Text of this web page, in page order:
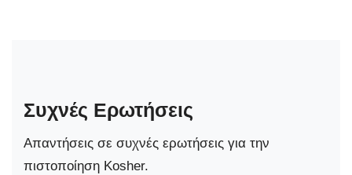
Συχνές Ερωτήσεις
Απαντήσεις σε συχνές ερωτήσεις για την
πιστοποίηση Kosher.